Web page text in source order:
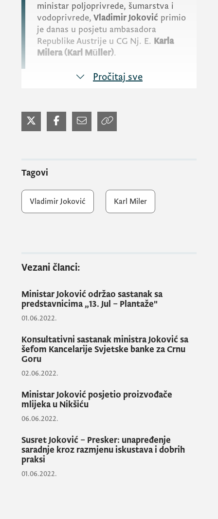
ministar poljoprivrede, šumarstva i
vodoprivrede, Vladimir Joković primio
je danas u posjetu ambasadora
Republike Austrije u CG Nj. E. Karla
Milera (Karl Müller).
stupanje na dužnost, te izrazio uvjerenje da
će tokom njegovog mandata nastaviti i
Ministar Joković je izrazio zadovoljstvo
daljasaradnja doprinijeti unapređenju
odnosa dvije prijateljske zemlje, pri čemu je
industriji , uz isticanje da će Vlada Crne Gore
kreirati povoljan okvir da ih podrži.
Jokovićje upoznao ambasadora sa
sprovedenim i razvojnim aktivnostima na
polju poljoprivrede, šumarstva i
Pročitaj sve
Tagovi
Vladimir Joković Karl Miler
Vezani članci:
Ministar Joković održao sastanak sa
predstavnicima „13. Jul – Plantaže"
01.06.2022.
Konsultativni sastanak ministra Joković sa
šefom Kancelarije Svjetske banke za Crnu
Goru
02.06.2022.
Ministar Joković posjetio proizvođače
mlijeka u Nikšiću
06.06.2022.
Susret Joković – Presker: unapređenje
saradnje kroz razmjenu iskustava i dobrih
praksi
01.06.2022.